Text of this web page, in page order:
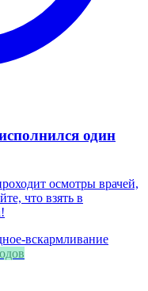
один
осмотры врачей,
что взять в
вскармливание